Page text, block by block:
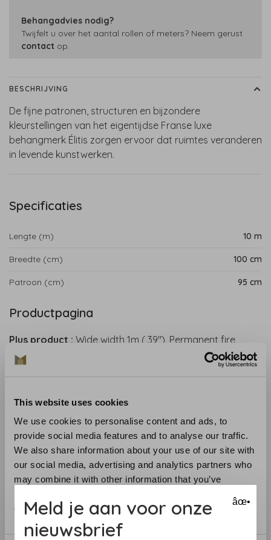
This website uses cookies
We use cookies to personalise content and ads, to
provide social media features and to analyse our traffic.
We also share information about your use of our site with
our social media, advertising and analytics partners who
may combine it with other information that you’ve
of their services.
Behangadvies nodig?
Twijfelt u over het aantal rollen of meters? Neem gerust
contact op.
BESCHRIJVING
De fijne patronen, structuren en bijzondere
kleurstellingen van het eigentijdse Franse luxe
behangmerk Élitis zorgen ervoor dat ruimtes veranderen
in levende kunstwerken.
Specificaties
Lengte (m) 10 m
Breedte (cm) 100 cm
Patroon (cm) 95 cm
Productpagina
Plus product : Wide width 1m ( 39"), Permanent fire
resistance, Washable
Non-inflammable:
Care :Washable
1m (39")
Pattern match :Free repeat or straight repeat 95cm
(37.4'')
Sales units :Roll
Weight :3,6 kg per roll
âœ•
Meld je aan voor onze
nieuwsbrief